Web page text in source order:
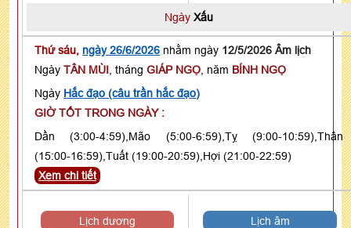
Ngày Xấu
Thứ sáu, ngày 26/6/2026 nhằm ngày 12/5/2026 Âm lịch
Ngày TÂN MÙI , tháng GIÁP NGỌ , năm BÍNH NGỌ
Ngày Hắc đạo (câu trần hắc đạo)
GIỜ TỐT TRONG NGÀY :
Dần (3:00-4:59),Mão (5:00-6:59),Tỵ (9:00-10:59),Thân
(15:00-16:59),Tuất (19:00-20:59),Hợi (21:00-22:59)
Xem chi tiết
Lịch dương Lịch âm